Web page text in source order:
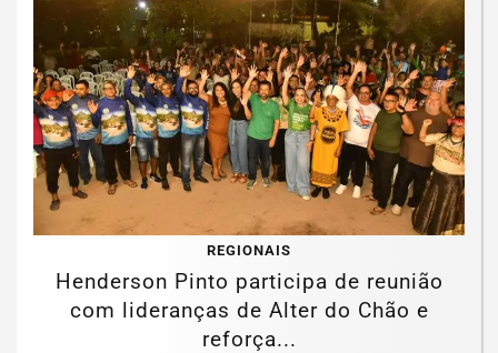
REGIONAIS
Henderson Pinto participa de reunião
com lideranças de Alter do Chão e
reforça...